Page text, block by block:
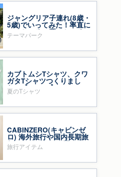
ジャングリア子連れ(8歳・
5歳)でいってみた！率直に
いいところ・悪いところ
テーマパーク
カブトムシTシャツ、クワ
ガタTシャツつくりまし
た〜【mussii】
夏のTシャツ
CABINZERO(キャビンゼ
ロ) 海外旅行や国内長期旅
行のバックパック買って
みた！
旅行アイテム